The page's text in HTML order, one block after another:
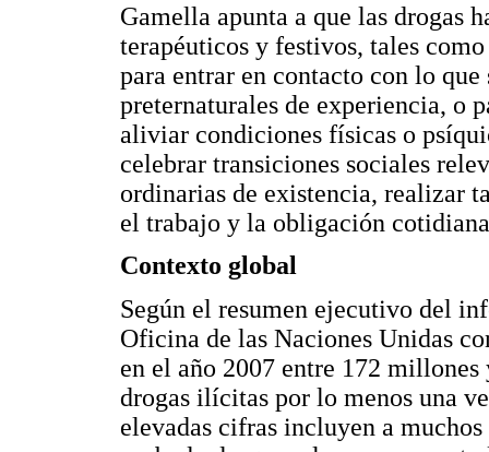
Gamella apunta a que las drogas
terapéuticos y festivos, tales
para entrar en contacto con lo
preternaturales de experiencia, o
aliviar condiciones físicas o
celebrar transiciones sociales
ordinarias de existencia, realizar
el trabajo y la obligación
Contexto global
Según el resumen ejecutivo del
Oficina de las Naciones Unidas
en el año 2007 entre 172
drogas ilícitas por lo menos una
elevadas cifras incluyen a